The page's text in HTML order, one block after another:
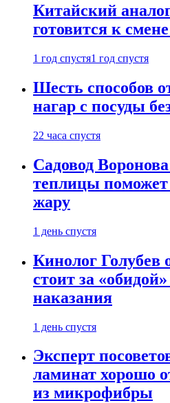
Китайский
готовится к
1 год спустя1 год спустя
Шесть способов
нагар с посуды
22 часа спустя
Садовод
теплицы поможет
жару
1 день спустя
Кинолог Голубев
стоит за
наказания
1 день спустя
Эксперт
ламинат хорошо
из микрофибры